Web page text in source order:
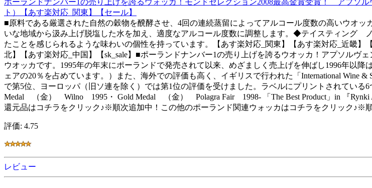
ポーランドナンバー1の売り上げを誇るウォッカ！モンドセレクション2008最高金賞受賞！ アプ
ト）【あす楽対応_関東】【セール】
■原料である厳選された自然の穀物を醗酵させ、4回の連続蒸留によってアルコール度数の高いウオ
いな地域から汲み上げ脱塩した水を加え、適度なアルコール度数に調整します。◆テイスティング
たことを感じられるような味わいの個性を持っています。【あす楽対応_関東】【あす楽対応_近畿
北】【あす楽対応_中国】【sk_sale】■ポーランドナンバー1の売り上げを誇るウオッカ！アプソル
ウオッカです。1995年の年末にポーランドで発売されて以来、めざましく売上げを伸ばし1996年以
ェアの20％を占めています。）また、海外での評価も高く、イギリスで行われた「International Wine
で第5位、ヨーロッパ（旧ソ連を除く）では第1位の評価を受けました。ラベルにプリントされてい
Medal （金） Wilno 1995・ Gold Medal （金） Polagra Fair 1998- 「The Best Product」in 『Rynki
還元品はコチラをクリック♪※順次追加中！この他のポーランド関連ウォッカはコチラをクリック♪※順
評価: 4.75
レビュー